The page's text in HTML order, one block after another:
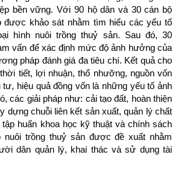
bền vững. Với 90 hộ dân và 30 cán bộ
được khảo sát nhằm tìm hiểu các yếu tố
hình nuôi trồng thuỷ sản. Sau đó, 30
vấn để xác định mức độ ảnh hưởng của
pháp đánh giá đa tiêu chí. Kết quả cho
tiết, lợi nhuận, thổ nhưỡng, nguồn vốn
tư, hiệu quả đồng vốn là những yếu tố ảnh
các giải pháp như: cải tạo đất, hoàn thiện
dựng chuỗi liên kết sản xuất, quản lý chất
huấn khoa học kỹ thuật và chính sách
trồng thuỷ sản được đề xuất nhằm
dân quản lý, khai thác và sử dụng tài